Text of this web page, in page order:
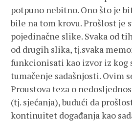
potpuno nebitno. Ono što je
bile na tom krovu. Prošlost je
pojedinačne slike. Svaka od
od drugih slika, tj.svaka
funkcionisati kao izvor iz kog
tumačenje sadašnjosti. Ovim
Proustova teza o
(tj. sjećanja), budući da
kontinuitet događanja kao